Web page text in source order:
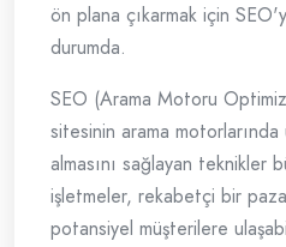
ön plana çıkarmak için
durumda.
SEO (Arama Motoru
sitesinin arama
almasını sağlayan teknikler
işletmeler, rekabetçi bir
potansiyel müşterilere